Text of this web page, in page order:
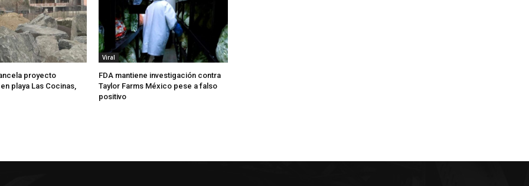
proyecto
playa Las Cocinas,
Viral
FDA mantiene investigación contra
Taylor Farms México pese a falso
positivo